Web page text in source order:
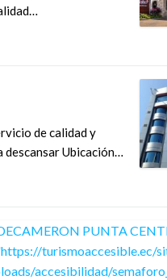
de calidad y
Ubicación…